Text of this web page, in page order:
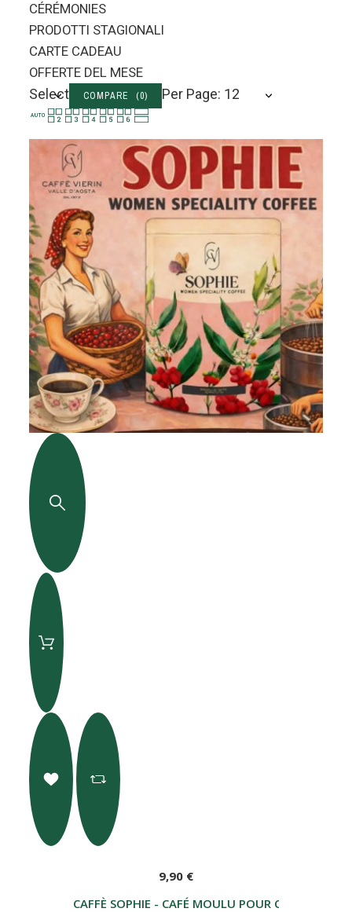
CÉRÉMONIES
PRODOTTI STAGIONALI
CARTE CADEAU
OFFERTE DEL MESE
Select COMPARE (0) Per Page: 12
CAFFÈ SOPHIE - CAFÉ MOULU POUR CAFETIÈRE
9,90 €